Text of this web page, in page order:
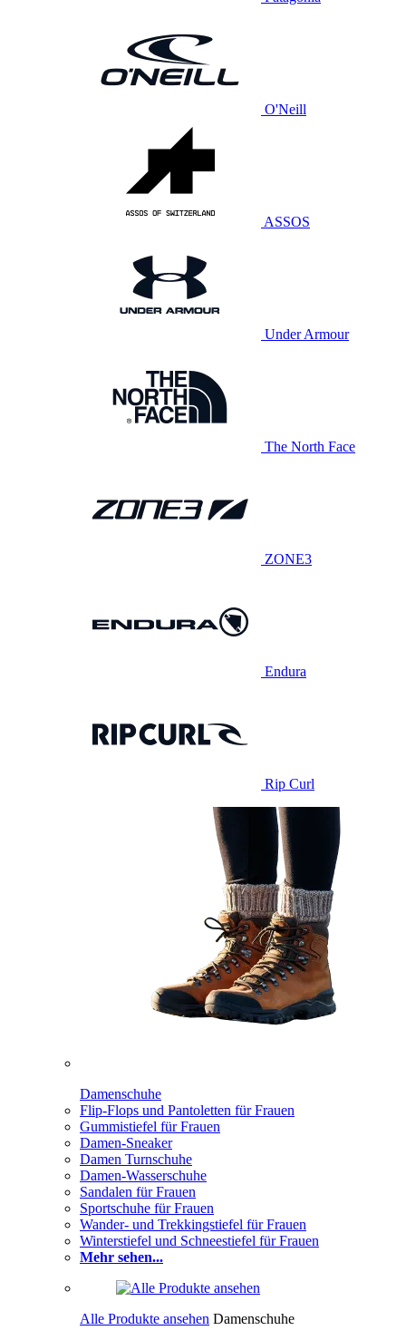
O'Neill
ASSOS
Under Armour
The North Face
ZONE3
Endura
Rip Curl
Damenschuhe
Flip-Flops und Pantoletten für Frauen
Gummistiefel für Frauen
Damen-Sneaker
Damen Turnschuhe
Damen-Wasserschuhe
Sandalen für Frauen
Sportschuhe für Frauen
Wander- und Trekkingstiefel für Frauen
Winterstiefel und Schneestiefel für Frauen
Mehr sehen...
Alle Produkte ansehen Damenschuhe